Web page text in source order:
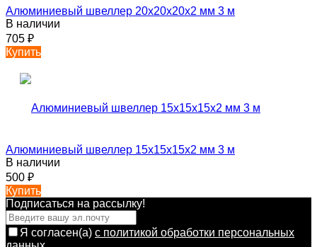
Алюминиевый швеллер 20х20х20х2 мм 3 м
В наличии
705 ₽
Купить
Алюминиевый швеллер 15х15х15х2 мм 3 м
В наличии
500 ₽
Купить
Подписаться на рассылкy!
Я согласен(a) с политикой обработки персональных